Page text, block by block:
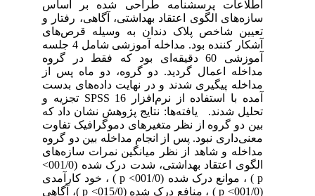
اطلاعات پرسشنامه طراحی شده بر اساس
سازه‌های الگوی اعتقاد بهداشتی، آگاهی، رفتار و
تعیین شاخص پلاک دندان به وسیله قرص‌های
آشکار کننده بود. مداخله آموزشی شامل 4 جلسه
آموزشی 60 دقیقه‌ای بود که فقط در گروه
مداخله اعمال گردید. دو گروه، دو ماه پس از
مداخله پیگیری شدند و در نهایت داده‌های بدست
آمده با استفاده از نرم‌افزار 16 SPSS تجزیه و
تحلیل شدند. یافته‌ها: نتایج پژوهش نشان داد که
بین دو گروه از نظر متغیرهای دموگرافیک تفاوت
معنی‌داری نبود. پس از انجام مداخله بین دو گروه
مداخله و شاهد از نظر میانگین نمرات سازه‌های
الگوی اعتقاد بهداشتی، شدت درک شده (001/0>
p ) ، موانع درک شده (001/0> p ) ، خود کارآمدی
(001/0> p ) ، منافع درک شده (015/0> p )، آگاهی